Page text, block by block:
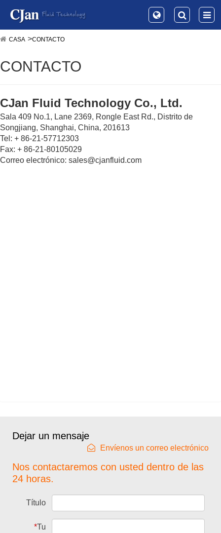
CASA CONTACTO
CONTACTO
CJan Fluid Technology Co., Ltd.
Sala 409 No.1, Lane 2369, Rongle East Rd., Distrito de
Songjiang, Shanghai, China, 201613
Tel: + 86-21-57712303
Fax: + 86-21-80105029
Correo electrónico: sales@cjanfluid.com
Dejar un mensaje
Envíenos un correo electrónico
Nos contactaremos con usted dentro de las
24 horas.
Título
*Tu